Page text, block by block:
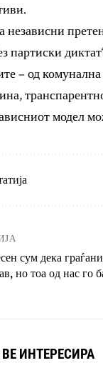
независни
партиски
– од
модел
сум дека
но тоа од нас го
ИНТЕРЕСИРА